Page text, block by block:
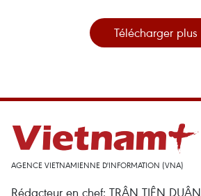
Télécharger plus
AGENCE VIETNAMIENNE D'INFORMATION (VNA)
Rédacteur en chef: TRÂN TIÊN DUÂN